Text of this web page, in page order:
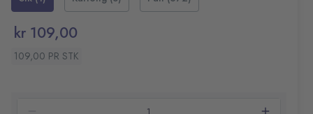
Passer til Jif Mopp Startpakke
Mål: 12x43 cm
kr 109,00
109,00 PR STK